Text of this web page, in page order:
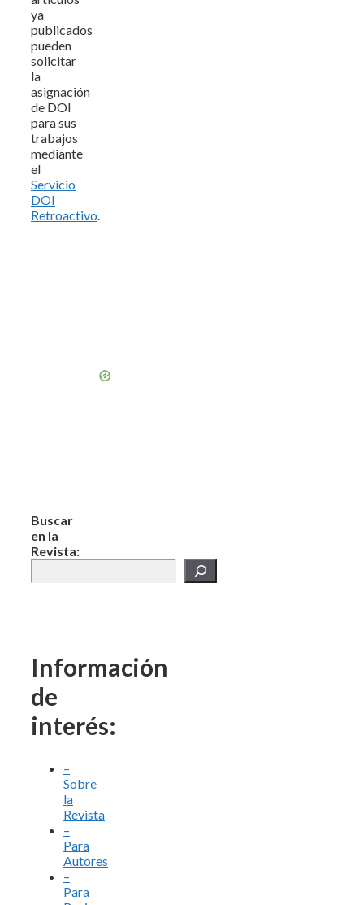
ya
publicados
pueden
solicitar
la
asignación
de DOI
para sus
trabajos
mediante
el
Servicio
DOI
Retroactivo.
Buscar
en la
Revista:
Información
de
interés:
–
Sobre
la
Revista
–
Para
Autores
–
Para